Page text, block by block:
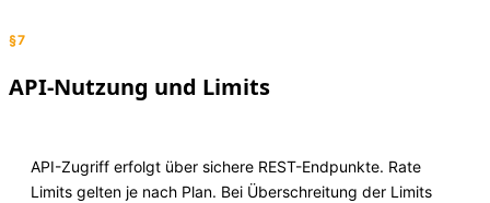
§7
API-Nutzung und Limits
API-Zugriff erfolgt über sichere REST-Endpunkte. Rate
Limits gelten je nach Plan. Bei Überschreitung der Limits